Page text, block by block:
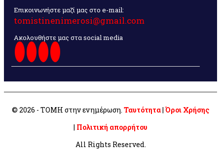
Επικοινωνήστε μαζί μας στο e-mail:
tomistinenimerosi@gmail.com
Ακολουθήστε μας στα social media
© 2026 - ΤΟΜΗ στην ενημέρωση. Ταυτότητα| Όροι Χρήσης
| Πολιτική απορρήτου
All Rights Reserved.